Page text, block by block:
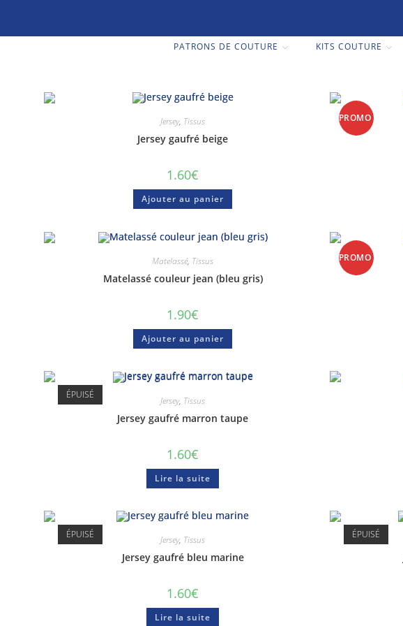
PATRONS DE COUTURE KITS COUTURE
Jersey, Tissus
Jersey gaufré beige
1.60€
Ajouter au panier
PROMO
Matelassé, Tissus
Matelassé couleur jean (bleu gris)
1.90€
Ajouter au panier
PROMO
ÉPUISÉ Jersey, Tissus
Jersey gaufré marron taupe
1.60€
Lire la suite
ÉPUISÉ Jersey, Tissus
Jersey gaufré bleu marine
1.60€
Lire la suite
ÉPUISÉ